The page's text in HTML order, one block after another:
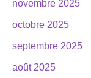
novembre 2025
octobre 2025
septembre 2025
août 2025